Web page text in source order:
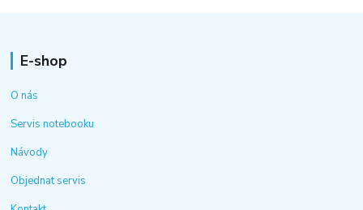
E-shop
O nás
Servis notebooku
Návody
Objednat servis